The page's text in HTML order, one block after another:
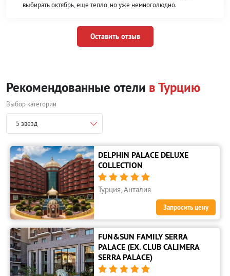
выбирать октябрь, еще тепло, но уже немноголюдно.
Оставить отзыв
Рекомендованные отели в Турцию
Выбор категории
5 звезд
DELPHIN PALACE DELUXE
COLLECTION
    
Турция, Анталия
Запросить цену
FUN&SUN FAMILY SERRA
PALACE (EX. CLUB CALIMERA
SERRA PALACE)
    